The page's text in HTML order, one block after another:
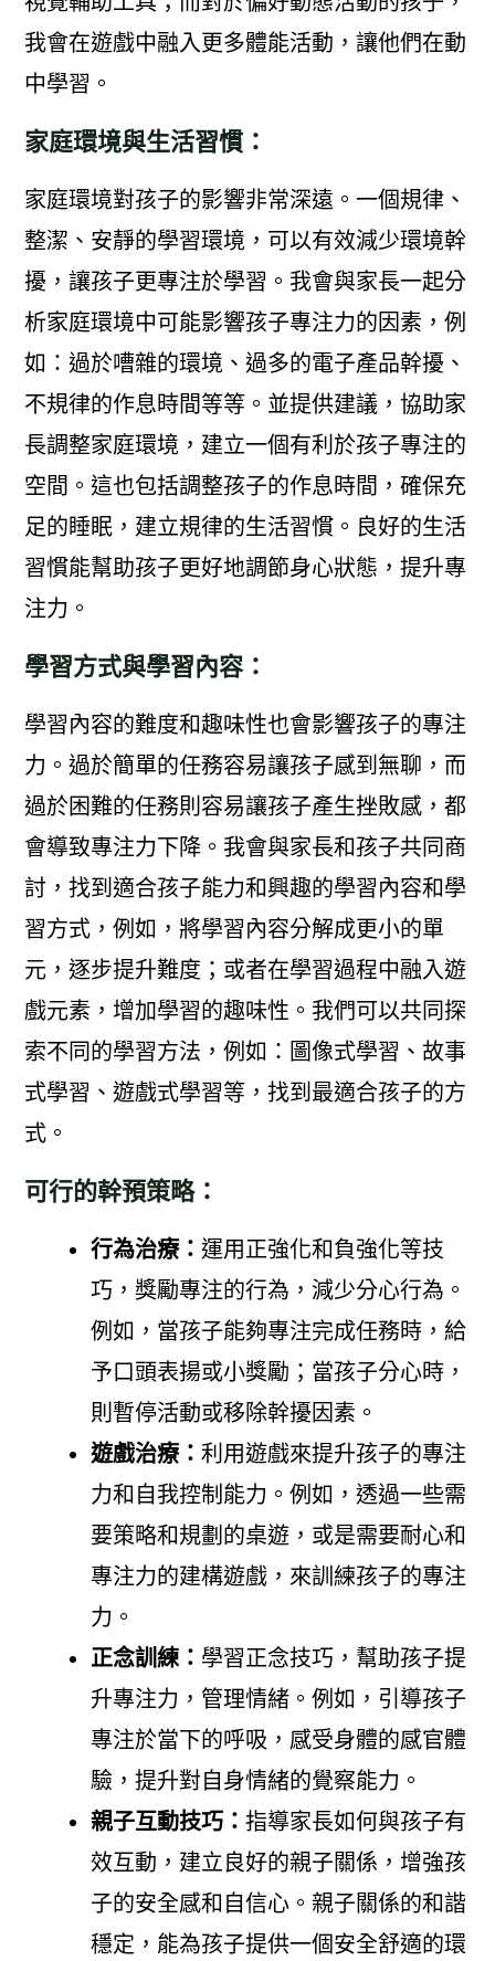
我會在遊戲中融入更多體能活動，讓他們在動
中學習。
家庭環境與生活習慣：
家庭環境對孩子的影響非常深遠。一個規律、
整潔、安靜的學習環境，可以有效減少環境幹
擾，讓孩子更專注於學習。我會與家長一起分
析家庭環境中可能影響孩子專注力的因素，例
如：過於嘈雜的環境、過多的電子產品幹擾、
不規律的作息時間等等。並提供建議，協助家
長調整家庭環境，建立一個有利於孩子專注的
空間。這也包括調整孩子的作息時間，確保充
足的睡眠，建立規律的生活習慣。良好的生活
習慣能幫助孩子更好地調節身心狀態，提升專
注力。
學習方式與學習內容：
學習內容的難度和趣味性也會影響孩子的專注
力。過於簡單的任務容易讓孩子感到無聊，而
過於困難的任務則容易讓孩子產生挫敗感，都
會導致專注力下降。我會與家長和孩子共同商
討，找到適合孩子能力和興趣的學習內容和學
習方式，例如，將學習內容分解成更小的單
元，逐步提升難度；或者在學習過程中融入遊
戲元素，增加學習的趣味性。我們可以共同探
索不同的學習方法，例如：圖像式學習、故事
式學習、遊戲式學習等，找到最適合孩子的方
式。
可行的幹預策略：
行為治療： 運用正強化和負強化等技
巧，獎勵專注的行為，減少分心行為。
例如，當孩子能夠專注完成任務時，給
予口頭表揚或小獎勵；當孩子分心時，
則暫停活動或移除幹擾因素。
遊戲治療： 利用遊戲來提升孩子的專注
力和自我控制能力。例如，透過一些需
要策略和規劃的桌遊，或是需要耐心和
專注力的建構遊戲，來訓練孩子的專注
力。
正念訓練： 學習正念技巧，幫助孩子提
升專注力，管理情緒。例如，引導孩子
專注於當下的呼吸，感受身體的感官體
驗，提升對自身情緒的覺察能力。
親子互動技巧： 指導家長如何與孩子有
效互動，建立良好的親子關係，增強孩
子的安全感和自信心。親子關係的和諧
穩定，能為孩子提供一個安全舒適的環